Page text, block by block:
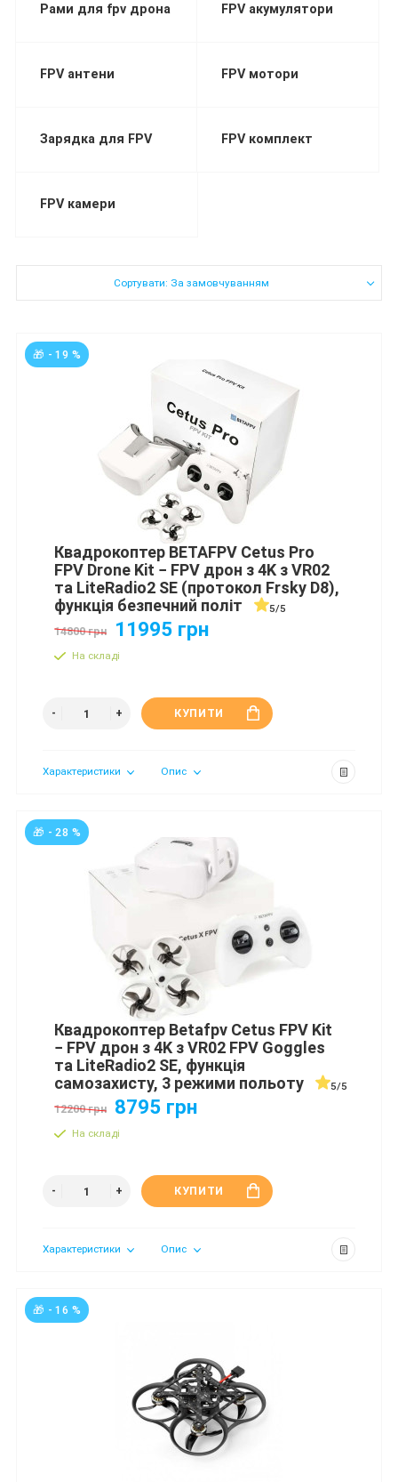
Рами для fpv дрона FPV акумулятори
FPV антени FPV мотори
Зарядка для FPV FPV комплект
FPV камери
Сортувати: За замовчуванням
🎁 - 19 %
Квадрокоптер BETAFPV Cetus Pro
FPV Drone Kit − FPV дрон з 4K з VR02
та LiteRadio2 SE (протокол Frsky D8),
функція безпечний політ
5/5
14800 грн 11995 грн
На складі
КУПИТИ
Характеристики Опис
🎁 - 28 %
Квадрокоптер Betafpv Cetus FPV Kit
− FPV дрон з 4K з VR02 FPV Goggles
та LiteRadio2 SE, функція
самозахисту, 3 режими польоту
5/5
12200 грн 8795 грн
На складі
КУПИТИ
Характеристики Опис
🎁 - 16 %